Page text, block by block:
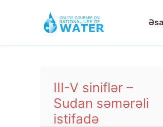
III-V siniflər –
Sudan səmərəli
istifadə